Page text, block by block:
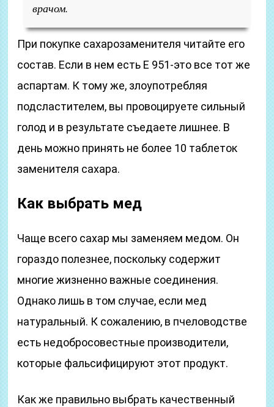
врачом.
При покупке сахарозаменителя читайте его
состав. Если в нем есть Е 951-это все тот же
аспартам. К тому же, злоупотребляя
подсластителем, вы провоцируете сильный
голод и в результате съедаете лишнее. В
день можно принять не более 10 таблеток
заменителя сахара.
Как выбрать мед
Чаще всего сахар мы заменяем медом. Он
гораздо полезнее, поскольку содержит
многие жизненно важные соединения.
Однако лишь в том случае, если мед
натуральный. К сожалению, в пчеловодстве
есть недобросовестные производители,
которые фальсифицируют этот продукт.
Как же правильно выбрать качественный